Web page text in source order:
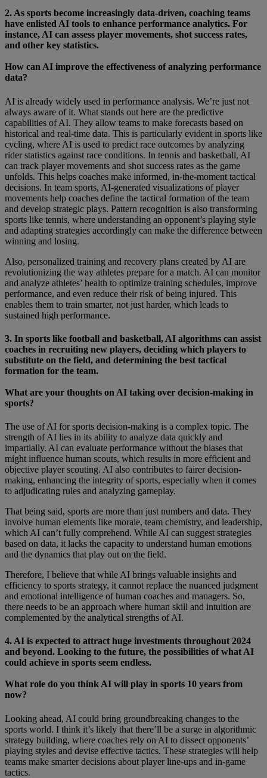
2. As sports become increasingly data-driven, coaching teams
have enlisted AI tools to enhance performance analytics. For
instance, AI can assess player movements, shot success rates,
and other key statistics.
How can AI improve the effectiveness of analyzing performance
data?
AI is already widely used in performance analysis. We’re just not
always aware of it. What stands out here are the predictive
capabilities of AI. They allow teams to make forecasts based on
historical and real-time data. This is particularly evident in sports like
cycling, where AI is used to predict race outcomes by analyzing
rider statistics against race conditions. In tennis and basketball, AI
can track player movements and shot success rates as the game
unfolds. This helps coaches make informed, in-the-moment tactical
decisions. In team sports, AI-generated visualizations of player
movements help coaches define the tactical formation of the team
and develop strategic plays. Pattern recognition is also transforming
sports like tennis, where understanding an opponent’s playing style
and adapting strategies accordingly can make the difference between
winning and losing.
Also, personalized training and recovery plans created by AI are
revolutionizing the way athletes prepare for a match. AI can monitor
and analyze athletes’ health to optimize training schedules, improve
performance, and even reduce their risk of being injured. This
enables them to train smarter, not just harder, which leads to
sustained high performance.
3. In sports like football and basketball, AI algorithms can assist
coaches in recruiting new players, deciding which players to
substitute on the field, and determining the best tactical
formation for the team.
What are your thoughts on AI taking over decision-making in
sports?
The use of AI for sports decision-making is a complex topic. The
strength of AI lies in its ability to analyze data quickly and
impartially. AI can evaluate performance without the biases that
might influence human scouts, which results in more efficient and
objective player scouting. AI also contributes to fairer decision-
making, enhancing the integrity of sports, especially when it comes
to adjudicating rules and analyzing gameplay.
That being said, sports are more than just numbers and data. They
involve human elements like morale, team chemistry, and leadership,
which AI can’t fully comprehend. While AI can suggest strategies
based on data, it lacks the capacity to understand human emotions
and the dynamics that play out on the field.
Therefore, I believe that while AI brings valuable insights and
efficiency to sports strategy, it cannot replace the nuanced judgment
and emotional intelligence of human coaches and managers. So,
there needs to be an approach where human skill and intuition are
complemented by the analytical strengths of AI.
4. AI is expected to attract huge investments throughout 2024
and beyond. Looking to the future, the possibilities of what AI
could achieve in sports seem endless.
What role do you think AI will play in sports 10 years from
now?
Looking ahead, AI could bring groundbreaking changes to the
sports world. I think it’s likely that there’ll be a surge in algorithmic
strategy building, where coaches rely on AI to dissect opponents’
playing styles and devise effective tactics. These strategies will help
teams make smarter decisions about player line-ups and in-game
tactics.